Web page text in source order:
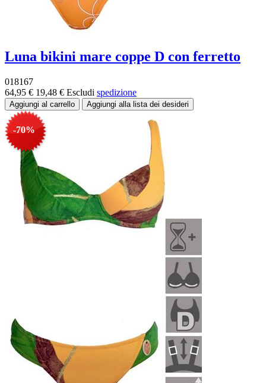
Luna bikini mare coppe D con ferretto
018167
64,95 € 19,48 € Escludi spedizione
-70%